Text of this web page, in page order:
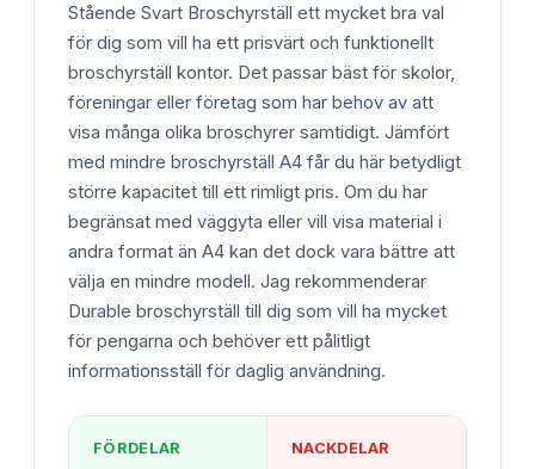
Stående Svart Broschyrställ ett mycket bra val
för dig som vill ha ett prisvärt och funktionellt
broschyrställ kontor. Det passar bäst för skolor,
föreningar eller företag som har behov av att
visa många olika broschyrer samtidigt. Jämfört
med mindre broschyrställ A4 får du här betydligt
större kapacitet till ett rimligt pris. Om du har
begränsat med väggyta eller vill visa material i
andra format än A4 kan det dock vara bättre att
välja en mindre modell. Jag rekommenderar
Durable broschyrställ till dig som vill ha mycket
för pengarna och behöver ett pålitligt
informationsställ för daglig användning.
FÖRDELAR NACKDELAR